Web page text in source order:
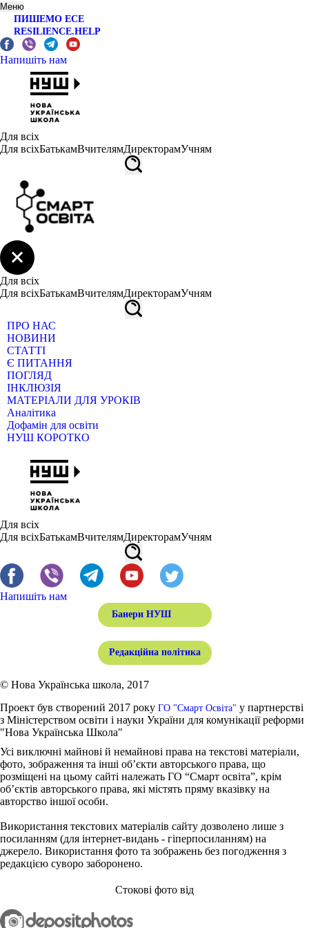
Меню
ПИШЕМО ЕСЕ
RESILIENCE.HELP
Напишіть нам
Для всіх
Для всіхБатькамВчителямДиректорамУчням
Для всіх
Для всіхБатькамВчителямДиректорамУчням
ПРО НАС
НОВИНИ
СТАТТІ
Є ПИТАННЯ
ПОГЛЯД
ІНКЛЮЗІЯ
МАТЕРІАЛИ ДЛЯ УРОКІВ
Аналітика
Дофамін для освіти
НУШ КОРОТКО
Для всіх
Для всіхБатькамВчителямДиректорамУчням
Напишіть нам
Банери НУШ
Редакційна політика
© Нова Українська школа, 2017
Проект був створений 2017 року ГО "Смарт Освіта" у партнерстві
з Міністерством освіти і науки України для комунікації реформи
"Нова Українська Школа"
Усі виключні майнові й немайнові права на текстові матеріали,
фото, зображення та інші об’єкти авторського права, що
розміщені на цьому сайті належать ГО “Смарт освіта”, крім
об’єктів авторського права, які містять пряму вказівку на
авторство іншої особи.
Використання текстових матеріалів сайту дозволено лише з
посиланням (для інтернет-видань - гіперпосиланням) на
джерело. Використання фото та зображень без погодження з
редакцією суворо заборонено.
Стокові фото від